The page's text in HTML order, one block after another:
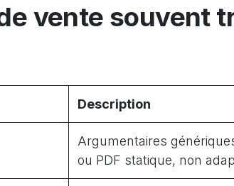
vente souvent
Description
Argumentaires
ou PDF statique, non